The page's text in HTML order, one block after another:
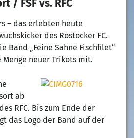
/ FSF vs. RFC
– das erlebten heute
des Rostocker FC.
Band „Feine Sahne Fischfilet“
neuer Trikots mit.
ab
RFC. Bis zum Ende der
das Logo der Band auf der